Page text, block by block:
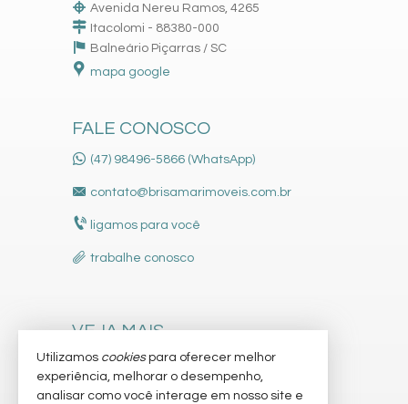
Avenida Nereu Ramos, 4265
Itacolomi - 88380-000
Balneário Piçarras / SC
mapa google
FALE CONOSCO
(47) 98496-5866 (WhatsApp)
contato@brisamarimoveis.com.br
ligamos para você
trabalhe conosco
VEJA MAIS
receba nosso newsletter
indicadores financeiros
Utilizamos cookiespara oferecer melhor
experiência, melhorar o desempenho,
analisar como você interage em nosso site e